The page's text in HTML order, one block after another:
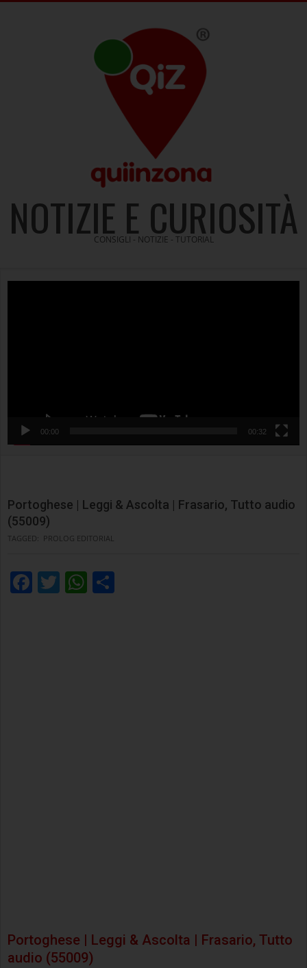
NOTIZIE E CURIOSITÀ
CONSIGLI - NOTIZIE - TUTORIAL
00:00 00:32
Portoghese | Leggi & Ascolta | Frasario, Tutto audio
(55009)
TAGGED: PROLOG EDITORIAL
Facebook
TwitterWhatsApp
Portoghese | Leggi & Ascolta | Frasario, Tutto
audio (55009)